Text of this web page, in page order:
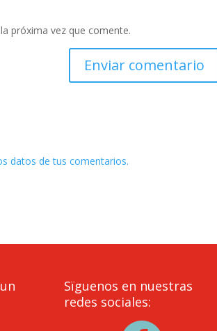
próxima vez que comente.
datos de tus comentarios.
Sïguenos en nuestras
redes sociales: